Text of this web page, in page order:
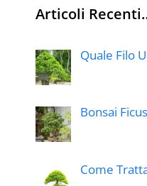
Articoli
Quale Filo
Bonsai
Come